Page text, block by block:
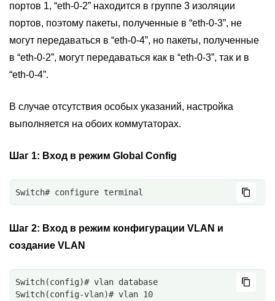
портов 1, “eth-0-2” находится в группе 3 изоляции
портов, поэтому пакеты, полученные в “eth-0-3”, не
могут передаваться в “eth-0-4”, но пакеты, полученные
в “eth-0-2”, могут передаваться как в “eth-0-3”, так и в
“eth-0-4”.
В случае отсутствия особых указаний, настройка
выполняется на обоих коммутаторах.
Шаг 1: Вход в режим Global Config
Switch# configure terminal
Шаг 2: Вход в режим конфигурации VLAN и
создание VLAN
Switch(config)# vlan database
Switch(config-vlan)# vlan 10